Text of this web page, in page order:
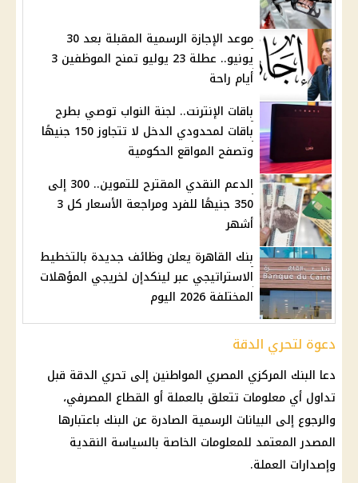
موعد الإجازة الرسمية المقبلة بعد 30
يونيو.. عطلة 23 يوليو تمنح الموظفين 3
أيام راحة
باقات الإنترنت.. لجنة النواب توصي بطرح
باقات لمحدودي الدخل لا تتجاوز 150 جنيهًا
وتصفح المواقع الحكومية
الدعم النقدي المقترح للتموين.. 300 إلى
350 جنيهًا للفرد ومراجعة الأسعار كل 3
أشهر
بنك القاهرة يعلن وظائف جديدة بالتخطيط
الاستراتيجي عبر لينكدإن لخريجي المؤهلات
المختلفة 2026 اليوم
دعوة لتحري الدقة
دعا البنك المركزي المصري المواطنين إلى تحري الدقة قبل
تداول أي معلومات تتعلق بالعملة أو القطاع المصرفي،
والرجوع إلى البيانات الرسمية الصادرة عن البنك باعتبارها
المصدر المعتمد للمعلومات الخاصة بالسياسة النقدية
وإصدارات العملة.